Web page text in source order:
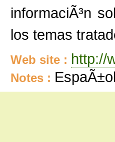
informaciÃ³n
los temas
Web site : http://
Notes :